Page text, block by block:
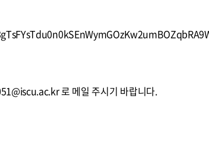
로 메일 주시기 바랍니다.